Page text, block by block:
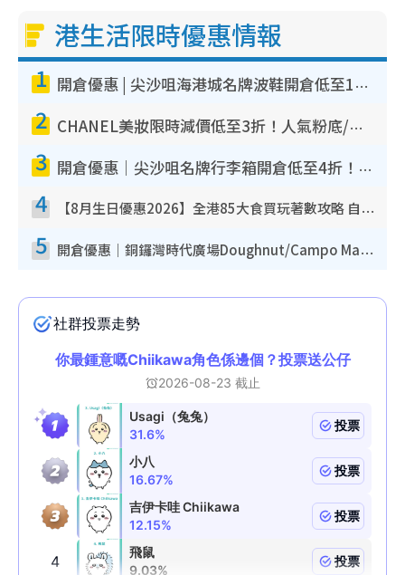
港生活限時優惠情報
1 開倉優惠 | 尖沙咀海港城名牌波鞋開倉低至1折！On鞋$899起／Joy&Peace鞋履$98起
2 CHANEL美妝限時減價低至3折！人氣粉底/唇膏/精華液低至$275！COCO香水都有平
3 開倉優惠｜尖沙咀名牌行李箱開倉低至4折！一連5日 American Tourister/ace./Hallmark $200起！
4 【8月生日優惠2026】全港85大食買玩著數攻略 自助餐/火鍋放題同行免費＋誠品/DONKI送現金券
5 開倉優惠｜銅鑼灣時代廣場Doughnut/Campo Marzio開倉低至1折！背囊、書包、手袋劈價$200起